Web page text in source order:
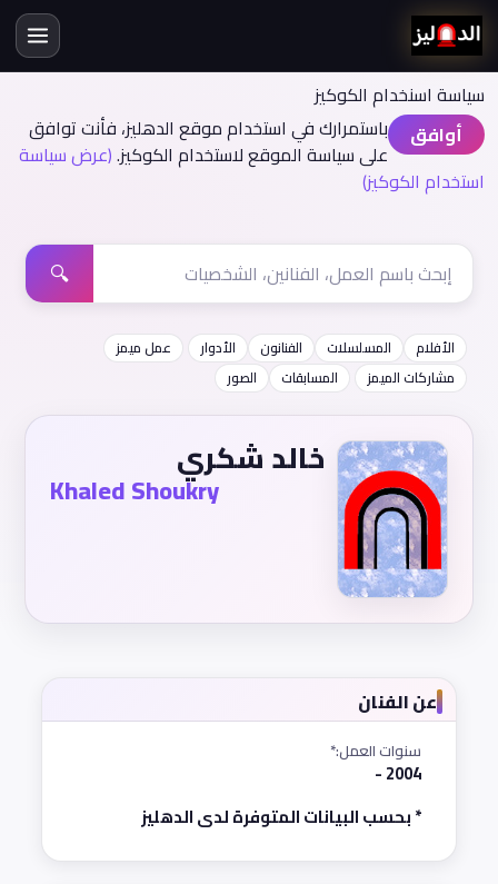
سياسة اسنخدام الكوكيز
أوافق
باستمرارك في استخدام موقع الدهليز، فأنت توافق
على سياسة الموقع لاستخدام الكوكيز.(عرض سياسة
استخدام الكوكيز)
🔍
الأفلام المسلسلات الفنانون الأدوار
عمل ميمز
مشاركات الميمز
المسابقات الصور
خالد شكري
Khaled Shoukry
عن الفنان
سنوات العمل:*
2004 -
* بحسب البيانات المتوفرة لدى الدهليز